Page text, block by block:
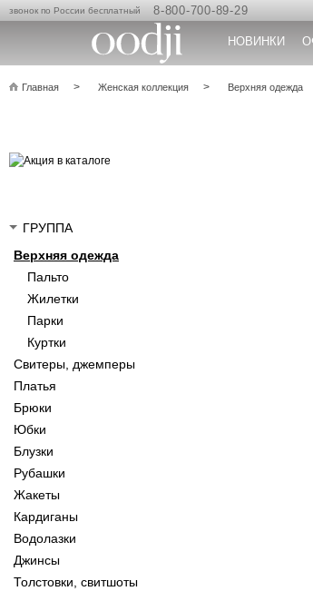
звонок по России бесплатный 8-800-700-89-29
НОВИНКИ
Главная Женская коллекция Верхняя одежда
ГРУППА
Верхняя одежда
Пальто
Жилетки
Парки
Куртки
Свитеры, джемперы
Платья
Брюки
Юбки
Блузки
Рубашки
Жакеты
Кардиганы
Водолазки
Джинсы
Толстовки, свитшоты